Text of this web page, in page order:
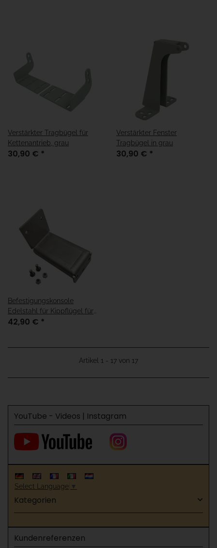
Verstärkter Tragbügel für
Kettenantrieb, grau
30,90 € *
Verstärkter Fenster
Tragbügel in grau
30,90 € *
Befestigungskonsole
Edelstahl für Kippflügel für
Fensterantrieb"Vega"
42,90 € *
Artikel 1 - 17 von 17
YouTube - Videos | Instagram
Select Language ▼
Kategorien
Kundenreferenzen